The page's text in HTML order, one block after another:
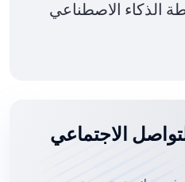
الذكاء الاصطناعي
الاجتماعي